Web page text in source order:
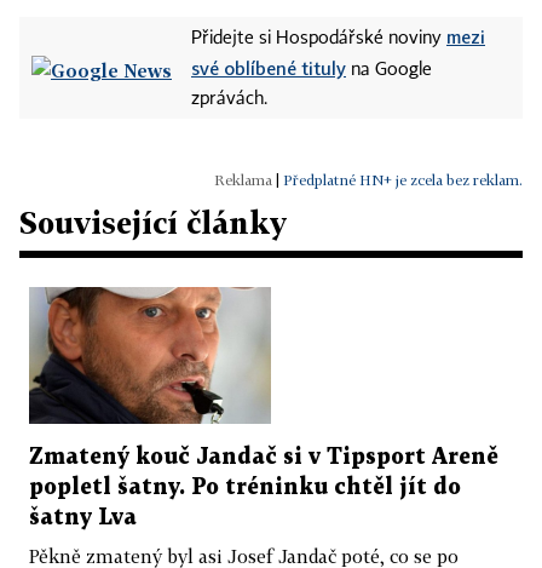
Přidejte si Hospodářské noviny mezi
své oblíbené tituly na Google
zprávách.
Předplatné HN+ je zcela bez reklam.
Související články
Zmatený kouč Jandač si v Tipsport Areně
popletl šatny. Po tréninku chtěl jít do
šatny Lva
Pěkně zmatený byl asi Josef Jandač poté, co se po